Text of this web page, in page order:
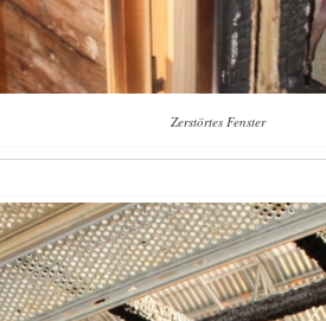
Zerstörtes Fenster